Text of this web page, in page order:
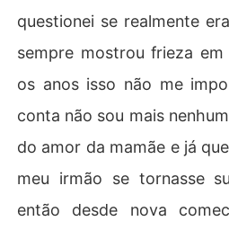
questionei se realmente
sempre mostrou frieza
os anos isso não me
conta não sou mais
do amor da mamãe e já
meu irmão se tornasse
então desde nova